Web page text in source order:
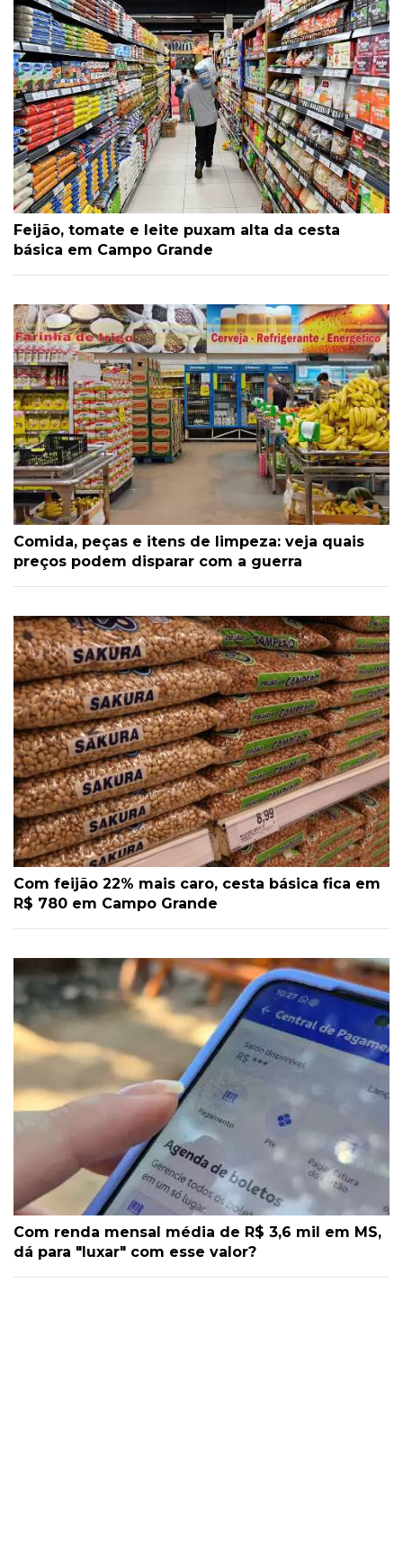
Feijão, tomate e leite puxam alta da cesta
básica em Campo Grande
Comida, peças e itens de limpeza: veja quais
preços podem disparar com a guerra
Com feijão 22% mais caro, cesta básica fica em
R$ 780 em Campo Grande
Com renda mensal média de R$ 3,6 mil em MS,
dá para "luxar" com esse valor?